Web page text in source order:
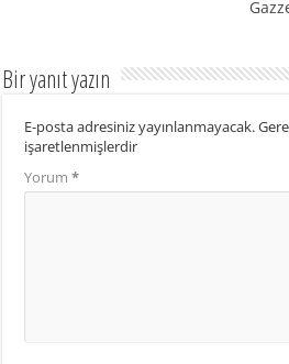
Bir yanıt yazın
E-posta adresiniz yayınlanmayacak.
işaretlenmişlerdir
Yorum*